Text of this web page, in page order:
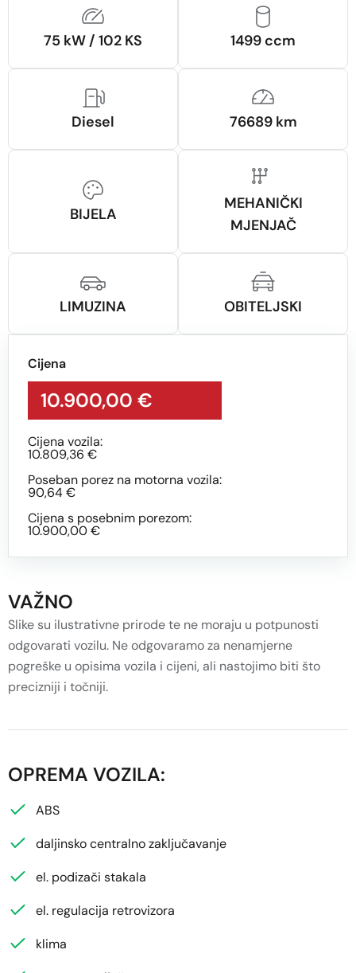
Cijena
10.900,00 €
Cijena vozila:
10.809,36 €
Poseban porez na motorna vozila:
90,64 €
Cijena s posebnim porezom:
10.900,00 €
75 kW / 102 KS 1499 ccm
Diesel 76689 km
BIJELA
MEHANIČKI
MJENJAČ
LIMUZINA OBITELJSKI
VAŽNO
Slike su ilustrativne prirode te ne moraju u potpunosti
odgovarati vozilu. Ne odgovaramo za nenamjerne
pogreške u opisima vozila i cijeni, ali nastojimo biti što
precizniji i točniji.
OPREMA VOZILA:
ABS
daljinsko centralno zaključavanje
el. podizači stakala
el. regulacija retrovizora
klima